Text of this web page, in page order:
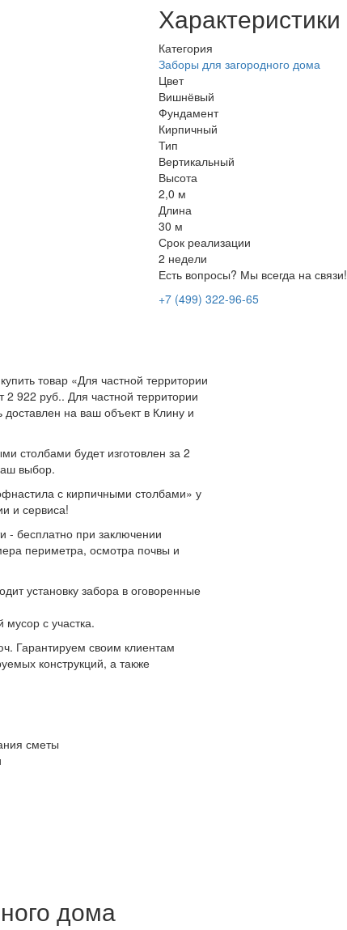
Характеристики
Категория
Заборы для загородного дома
Цвет
Вишнёвый
Фундамент
Кирпичный
Тип
Вертикальный
Высота
2,0 м
Длина
30 м
Срок реализации
2 недели
Есть вопросы? Мы всегда на связи!
+7 (499) 322-96-65
товар «Для частной территории
922 руб.. Для частной территории
на ваш объект в Клину и
столбами будет изготовлен за 2
выбор.
с кирпичными столбами» у
и сервиса!
- бесплатно при заключении
периметра, осмотра почвы и
установку забора в оговоренные
с участка.
Гарантируем своим клиентам
конструкций, а также
сметы
дома